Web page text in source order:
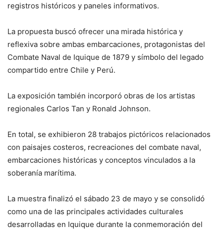
registros históricos y paneles informativos.
La propuesta buscó ofrecer una mirada histórica y
reflexiva sobre ambas embarcaciones, protagonistas del
Combate Naval de Iquique de 1879 y símbolo del legado
compartido entre Chile y Perú.
La exposición también incorporó obras de los artistas
regionales Carlos Tan y Ronald Johnson.
En total, se exhibieron 28 trabajos pictóricos relacionados
con paisajes costeros, recreaciones del combate naval,
embarcaciones históricas y conceptos vinculados a la
soberanía marítima.
La muestra finalizó el sábado 23 de mayo y se consolidó
como una de las principales actividades culturales
desarrolladas en Iquique durante la conmemoración del